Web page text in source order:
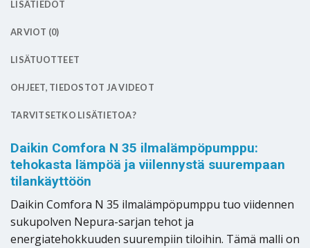
LISÄTIEDOT
ARVIOT (0)
LISÄTUOTTEET
OHJEET, TIEDOSTOT JA VIDEOT
TARVITSETKO LISÄTIETOA?
Daikin Comfora N 35 ilmalämpöpumppu:
tehokasta lämpöä ja viilennystä suurempaan
tilankäyttöön
Daikin Comfora N 35 ilmalämpöpumppu tuo viidennen
sukupolven Nepura-sarjan tehot ja
energiatehokkuuden suurempiin tiloihin. Tämä malli on